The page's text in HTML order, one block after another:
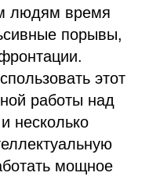
людям время
порывы,
этот
работы над
несколько
мощное